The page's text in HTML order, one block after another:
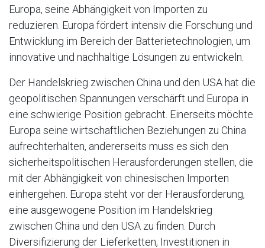
Europa, seine Abhängigkeit von Importen zu
reduzieren. Europa fördert intensiv die Forschung und
Entwicklung im Bereich der Batterietechnologien, um
innovative und nachhaltige Lösungen zu entwickeln.
Der Handelskrieg zwischen China und den USA hat die
geopolitischen Spannungen verschärft und Europa in
eine schwierige Position gebracht. Einerseits möchte
Europa seine wirtschaftlichen Beziehungen zu China
aufrechterhalten, andererseits muss es sich den
sicherheitspolitischen Herausforderungen stellen, die
mit der Abhängigkeit von chinesischen Importen
einhergehen. Europa steht vor der Herausforderung,
eine ausgewogene Position im Handelskrieg
zwischen China und den USA zu finden. Durch
Diversifizierung der Lieferketten, Investitionen in